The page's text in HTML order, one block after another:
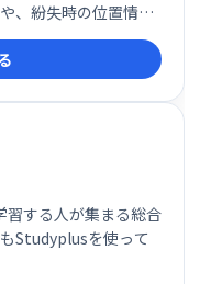
、紛失時の位置情報
から行えます。従業
ィ強化と業務効率化
する人が集まる総合
Studyplusを使って